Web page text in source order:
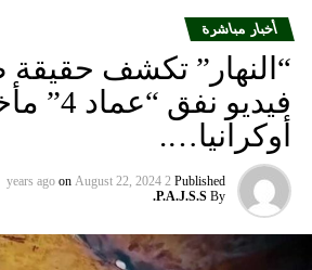
بنية الموازنة
أخبار مباشرة
“النهار” تكشف
فيديو
أوكرانيا….
Published
2 years ago
on August 22, 2024
By
P.A.J.S.S.